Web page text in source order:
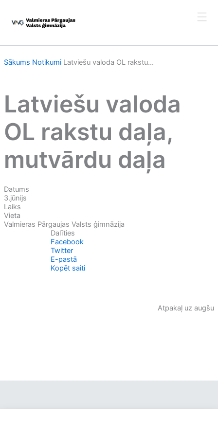
content
Sākums Notikumi Latviešu valoda OL rakstu...
Latviešu valoda
OL rakstu daļa,
mutvārdu daļa
Datums
3.jūnijs
Laiks
Vieta
Valmieras Pārgaujas Valsts ģimnāzija
Dalīties
Facebook
Twitter
E-pastā
Kopēt saiti
Atpakaļ uz augšu